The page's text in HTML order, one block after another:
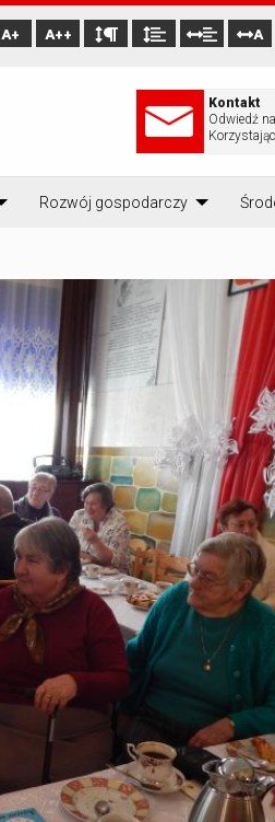
A+ A++ A
Kontakt
Odwiedź
Rozwój gospodarczy